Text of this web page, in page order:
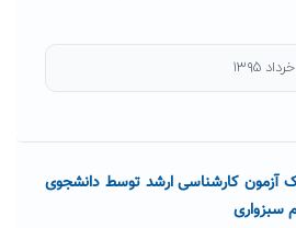
آزمون کارشناسی ارشد توسط دانشجوی
سبزواری